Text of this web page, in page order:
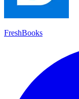
FreshBooks